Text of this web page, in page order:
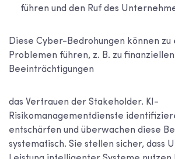
führen und den Ruf des
Diese Cyber-Bedrohungen können zu
Problemen führen, z. B. zu
Beeinträchtigungen
das Vertrauen der Stakeholder. KI-
Risikomanagementdienste
entschärfen und überwachen diese
systematisch. Sie stellen sicher, dass